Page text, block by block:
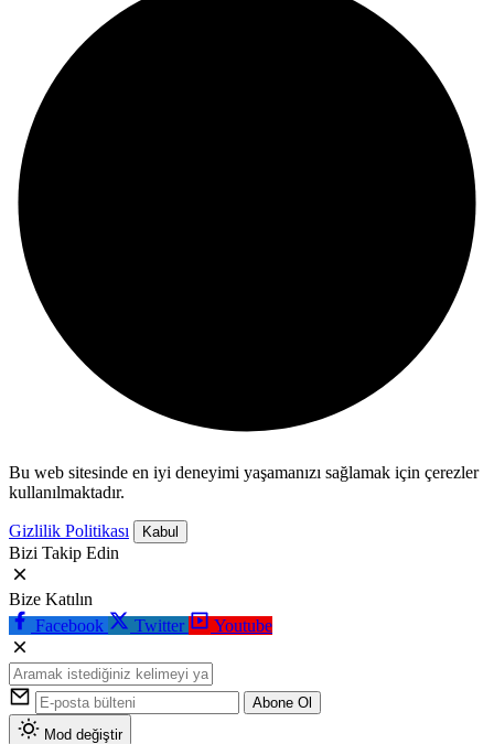
Bu web sitesinde en iyi deneyimi yaşamanızı sağlamak için çerezler
kullanılmaktadır.
Gizlilik Politikası Kabul
Bizi Takip Edin
Bize Katılın
Facebook
Twitter Youtube
Abone Ol
Mod değiştir